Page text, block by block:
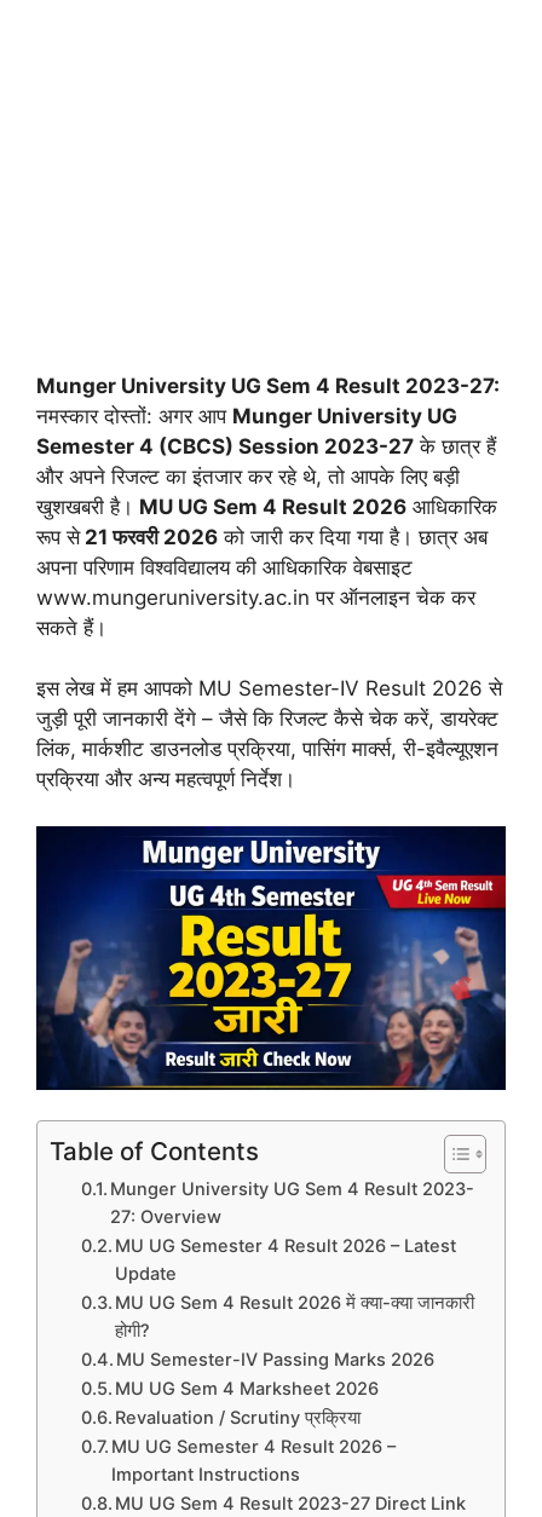
Munger University UG Sem 4 Result 2023-27:
नमस्कार दोस्तों: अगर आप Munger University UG
Semester 4 (CBCS) Session 2023-27 के छात्र हैं
और अपने रिजल्ट का इंतजार कर रहे थे, तो आपके लिए बड़ी
खुशखबरी है। MU UG Sem 4 Result 2026 आधिकारिक
रूप से21 फरवरी 2026 को जारी कर दिया गया है। छात्र अब
अपना परिणाम विश्वविद्यालय की आधिकारिक वेबसाइट
www.mungeruniversity.ac.in पर ऑनलाइन चेक कर
सकते हैं।
इस लेख में हम आपको MU Semester-IV Result 2026 से
जुड़ी पूरी जानकारी देंगे – जैसे कि रिजल्ट कैसे चेक करें, डायरेक्ट
लिंक, मार्कशीट डाउनलोड प्रक्रिया, पासिंग मार्क्स, री-इवैल्यूएशन
प्रक्रिया और अन्य महत्वपूर्ण निर्देश।
Table of Contents
Munger University UG Sem 4 Result 2023-
27: Overview
MU UG Semester 4 Result 2026 – Latest
Update
MU UG Sem 4 Result 2026 में क्या-क्या जानकारी
होगी?
MU Semester-IV Passing Marks 2026
MU UG Sem 4 Marksheet 2026
Revaluation / Scrutiny प्रक्रिया
MU UG Semester 4 Result 2026 –
Important Instructions
MU UG Sem 4 Result 2023-27 Direct Link